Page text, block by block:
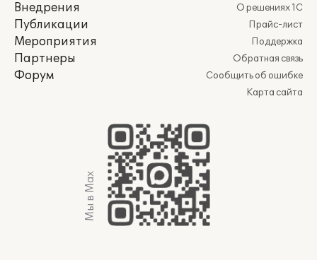
Внедрения
Публикации
Мероприятия
Партнеры
Форум
О решениях 1С
Прайс-лист
Поддержка
Обратная связь
Сообщить об ошибке
Карта сайта
Мы в Max